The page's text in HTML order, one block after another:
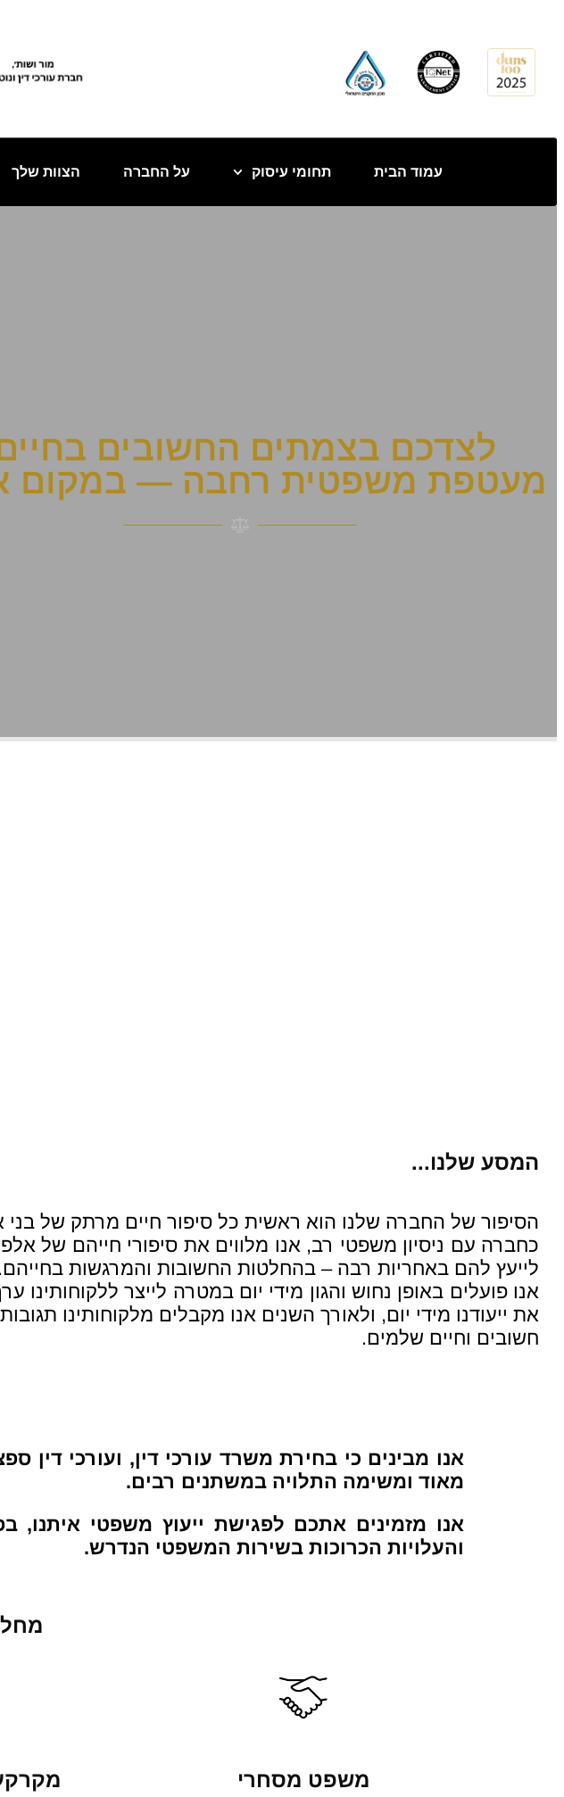
עמוד הבית תחומי עיסוק על החברה הצוות שלך
לצדכם בצמתים החשובים
מעטפת משפטית רחבה — במקום
המסע שלנו...
הסיפור של החברה שלנו הוא ראשית כל סיפור חיים מרתק של בני
כחברה עם ניסיון משפטי רב, אנו מלווים את סיפורי חייהם של
לייעץ להם באחריות רבה – בהחלטות החשובות והמרגשות בחייהם.
אנו פועלים באופן נחוש והגון מידי יום במטרה לייצר
את ייעודנו מידי יום, ולאורך השנים אנו מקבלים מלקוחותינו
חשובים וחיים שלמים.
אנו מבינים כי בחירת משרד עורכי דין, ועורכי דין
מאוד ומשימה התלויה במשתנים רבים.
אנו מזמינים אתכם לפגישת ייעוץ משפטי
והעלויות הכרוכות בשירות המשפטי הנדרש.
משפט מסחרי